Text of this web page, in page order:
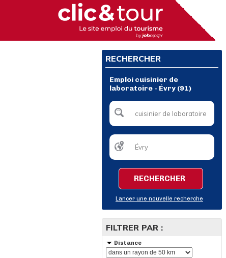
RECHERCHER
Emploi cuisinier de
laboratoire - Évry (91)
RECHERCHER
Lancer une nouvelle recherche
FILTRER PAR :
Distance